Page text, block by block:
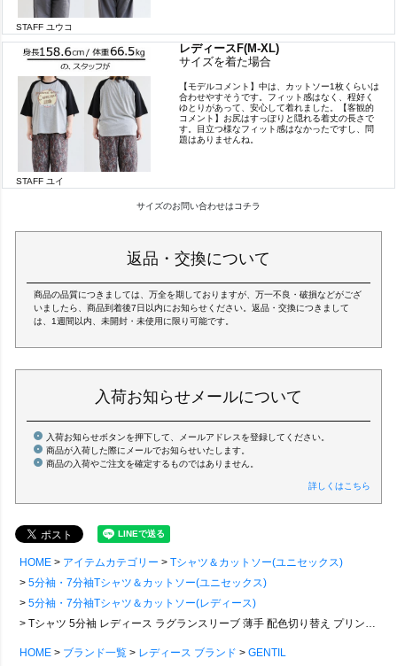
STAFF ユウコ
レディースF(M-XL)
サイズを着た場合
STAFF ユイ
【モデルコメント】中は、カットソー1枚くらいは
合わせやすそうです。フィット感はなく、程好く
ゆとりがあって、安心して着れました。【客観的
コメント】お尻はすっぽりと隠れる着丈の長さで
す。目立つ様なフィット感はなかったですし、問
題はありませんね。
サイズのお問い合わせはコチラ
返品・交換について
商品の品質につきましては、万全を期しておりますが、万一不良・破損などがござ
いましたら、商品到着後7日以内にお知らせください。返品・交換につきまして
は、1週間以内、未開封・未使用に限り可能です。
入荷お知らせメールについて
入荷お知らせボタンを押下して、メールアドレスを登録してください。
商品が入荷した際にメールでお知らせいたします。
商品の入荷やご注文を確定するものではありません。
詳しくはこちら
HOME アイテムカテゴリー
Tシャツ＆カットソー(ユニセックス)
5分袖・7分袖Tシャツ＆カットソー(ユニセックス)
5分袖・7分袖Tシャツ＆カットソー(レディース)
Tシャツ 5分袖 レディース ラグランスリーブ 薄手 配色切り替え プリント コットン ポリエステル スラブ 涼しい 伸縮性 ゆったり 大きいサイズ 体型カバー カジュアル パティ GENTIL ジャンティ
HOME ブランド一覧 レディース ブランド
GENTIL